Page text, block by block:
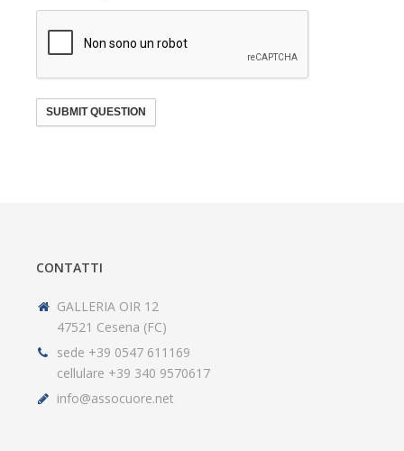
SUBMIT QUESTION
CONTATTI
GALLERIA OIR 12
47521 Cesena (FC)
sede +39 0547 611169
cellulare +39 340 9570617
info@assocuore.net